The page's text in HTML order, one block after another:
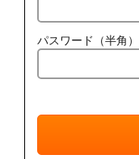
パスワード（半角）